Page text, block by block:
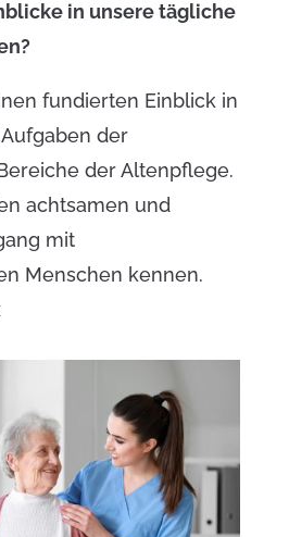
in unsere tägliche
fundierten Einblick in
der
der Altenpflege.
achtsamen und
mit
Menschen kennen.